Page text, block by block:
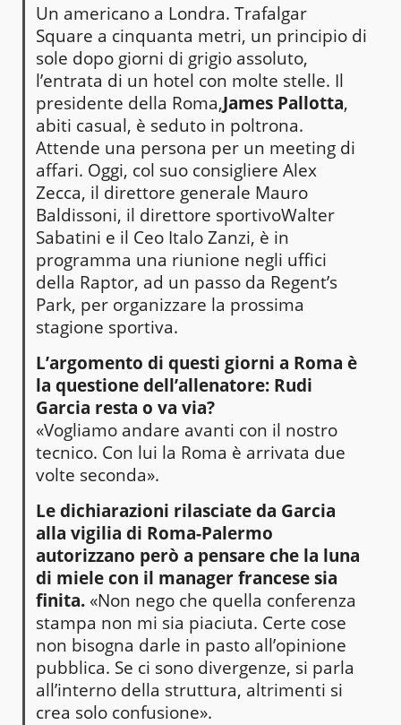
Un americano a Londra. Trafalgar
Square a cinquanta metri, un principio di
sole dopo giorni di grigio assoluto,
l’entrata di un hotel con molte stelle. Il
presidente della Roma,James Pallotta,
abiti casual, è seduto in poltrona.
Attende una persona per un meeting di
affari. Oggi, col suo consigliere Alex
Zecca, il direttore generale Mauro
Baldissoni, il direttore sportivoWalter
Sabatini e il Ceo Italo Zanzi, è in
programma una riunione negli uffici
della Raptor, ad un passo da Regent’s
Park, per organizzare la prossima
stagione sportiva.
L’argomento di questi giorni a Roma è
la questione dell’allenatore: Rudi
Garcia resta o va via?
«Vogliamo andare avanti con il nostro
tecnico. Con lui la Roma è arrivata due
volte seconda».
Le dichiarazioni rilasciate da Garcia
alla vigilia di Roma-Palermo
autorizzano però a pensare che la luna
di miele con il manager francese sia
finita. «Non nego che quella conferenza
stampa non mi sia piaciuta. Certe cose
non bisogna darle in pasto all’opinione
pubblica. Se ci sono divergenze, si parla
all’interno della struttura, altrimenti si
crea solo confusione».